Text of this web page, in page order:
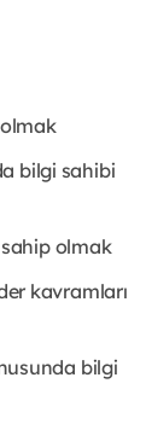
bilgi sahibi
sahip olmak
kavramları
bilgi